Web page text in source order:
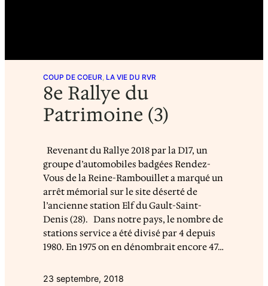
COUP DE COEUR, LA VIE DU RVR
8e Rallye du
Patrimoine (3)
Revenant du Rallye 2018 par la D17, un
groupe d’automobiles badgées Rendez-
Vous de la Reine-Rambouillet a marqué un
arrêt mémorial sur le site déserté de
l’ancienne station Elf du Gault-Saint-
Denis (28). Dans notre pays, le nombre de
stations service a été divisé par 4 depuis
1980. En 1975 on en dénombrait encore 47…
23 septembre, 2018